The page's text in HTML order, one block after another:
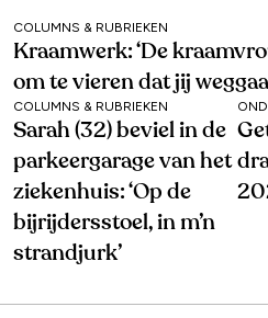
COLUMNS & RUBRIEKEN
Kraamwerk: ‘De
om te vieren dat jij
COLUMNS & RUBRIEKEN
Sarah (32) beviel in de
parkeergarage van het
ziekenhuis: ‘Op de
bijrijdersstoel, in m’n
strandjurk’